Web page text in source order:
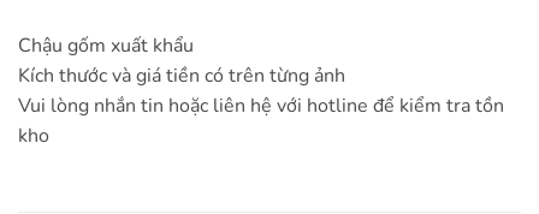
Chậu gốm xuất khẩu
Kích thước và giá tiền có trên từng ảnh
Vui lòng nhắn tin hoặc liên hệ với hotline để kiểm tra tồn
kho